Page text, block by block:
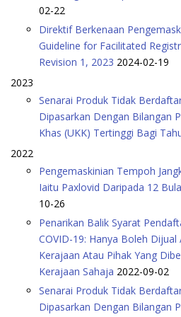
02-22
Direktif Berkenaan
Guideline for Facilitated
Revision 1, 2023 2024-02-19
2023
Senarai Produk Tidak
Dipasarkan Dengan Bilangan
Khas (UKK) Tertinggi Bagi
2022
Pengemaskinian Tempoh
Iaitu Paxlovid Daripada 12
10-26
Penarikan Balik Syarat
COVID-19: Hanya Boleh
Kerajaan Atau Pihak Yang
Kerajaan Sahaja 2022-09-02
Senarai Produk Tidak
Dipasarkan Dengan Bilangan